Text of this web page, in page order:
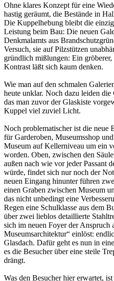
Ohne klares Konzept für eine
hastig geräumt, die Bestände in
Die Kuppelhebung bleibt die
Leistung beim Bau: Die neuen
Denkmalamts aus
Versuch, sie auf Pilzstützen
gründlich mißlungen: Ein
Kontrast läßt sich kaum denken.
Wie man auf den schmalen
heute unklar. Noch dazu leiden die
das man zuvor der Glaskiste
Kuppel viel zuviel Licht.
Noch problematischer ist die neue
für Garderoben, Museumsshop
Museum auf Kellerniveau um ein
worden. Oben, zwischen den
außen nach wie vor jeder Passant
würde, findet sich nur noch der
neuen Eingang hinunter führen
einen Graben zwischen Museum
das nicht unbedingt eine
Regen eine Schulklasse aus dem
über zwei lieblos detaillierte
sich im neuen Foyer der Anspruch
Museumsarchitektur“ einlöst:
Glasdach. Dafür geht es nun in
es die Besucher über eine steile
drängt.
Was den Besucher hier erwartet,